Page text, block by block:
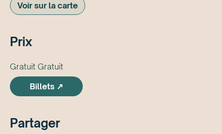
Voir sur la carte
Prix
Gratuit Gratuit
Billets ↗
Partager